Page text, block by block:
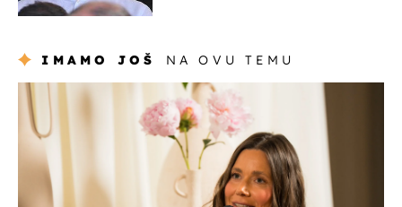
IMAMO JOŠ NA OVU TEMU
moda & ljepota